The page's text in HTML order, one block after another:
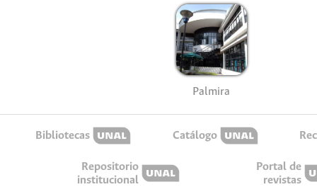
Palmira
Bibliotecas Catálogo
Repositorio
institucional
Portal de
revistas